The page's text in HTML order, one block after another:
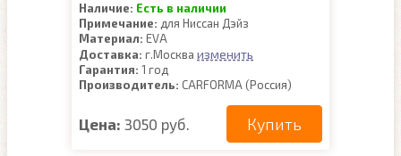
Наличие: Есть в наличии
Примечание: для Ниссан Дэйз
Материал: EVA
Доставка: г.Москва изменить
Гарантия: 1 год
Производитель: CARFORMA (Россия)
Цена: 3050 руб. Купить